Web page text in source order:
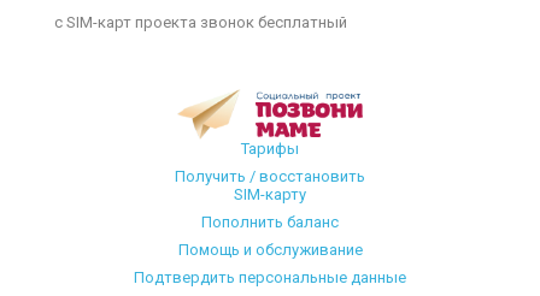
с SIM-карт проекта звонок бесплатный
Тарифы
Получить / восстановить
SIM-карту
Пополнить баланс
Помощь и обслуживание
Подтвердить персональные данные